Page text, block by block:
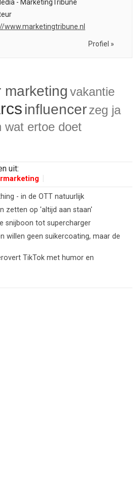
- MarketingTribune
www.marketingtribune.nl
Profiel »
marketing vakantie
influencerzeg ja
wat ertoe doet
uit:
- in de OTT natuurlijk
zetten op 'altijd aan staan'
snijboon tot supercharger
willen geen suikercoating, maar de
TikTok met humor en